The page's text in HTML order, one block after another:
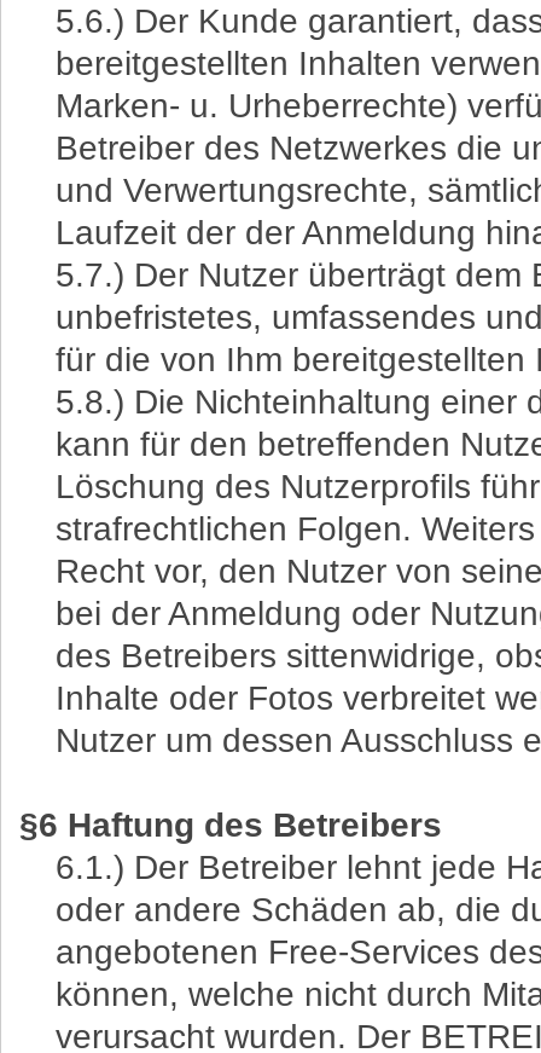
5.6.) Der Kunde garantiert,
bereitgestellten Inhalten
Marken- u. Urheberrechte)
Betreiber des Netzwerkes die
und Verwertungsrechte,
Laufzeit der der Anmeldung
5.7.) Der Nutzer überträgt dem
unbefristetes, umfassendes
für die von Ihm bereitgestellten
5.8.) Die Nichteinhaltung einer
kann für den betreffenden
Löschung des Nutzerprofils
strafrechtlichen Folgen.
Recht vor, den Nutzer von
bei der Anmeldung oder
des Betreibers sittenwidrige,
Inhalte oder Fotos verbreitet
Nutzer um dessen Ausschluss
§6 Haftung des Betreibers
6.1.) Der Betreiber lehnt jede
oder andere Schäden ab, die
angebotenen Free-Services
können, welche nicht durch
verursacht wurden. Der